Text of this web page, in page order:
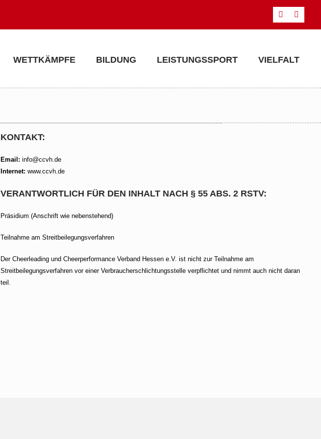
WETTKÄMPFE BILDUNG LEISTUNGSSPORT VIELFALT
KONTAKT:
Email: info@ccvh.de
Internet: www.ccvh.de
VERANTWORTLICH FÜR DEN INHALT NACH § 55 ABS. 2 RSTV:
Präsidium (Anschrift wie nebenstehend)
Teilnahme am Streitbeilegungsverfahren
Der Cheerleading und Cheerperformance Verband Hessen e.V. ist nicht zur Teilnahme am
Streitbeilegungsverfahren vor einer Verbraucherschlichtungsstelle verpflichtet und nimmt auch nicht daran
teil.